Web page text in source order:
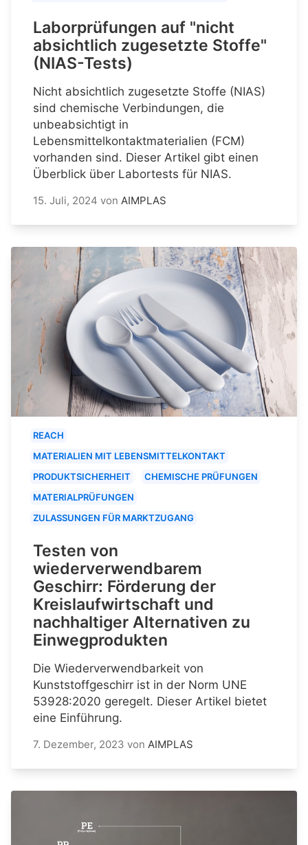
Laborprüfungen auf "nicht
absichtlich zugesetzte Stoffe"
(NIAS-Tests)
Nicht absichtlich zugesetzte Stoffe (NIAS)
sind chemische Verbindungen, die
unbeabsichtigt in
Lebensmittelkontaktmaterialien (FCM)
vorhanden sind. Dieser Artikel gibt einen
Überblick über Labortests für NIAS.
15. Juli, 2024 von AIMPLAS
REACH
MATERIALIEN MIT LEBENSMITTELKONTAKT
PRODUKTSICHERHEIT
CHEMISCHE PRÜFUNGEN
MATERIALPRÜFUNGEN
ZULASSUNGEN FÜR MARKTZUGANG
Testen von
wiederverwendbarem
Geschirr: Förderung der
Kreislaufwirtschaft und
nachhaltiger Alternativen zu
Einwegprodukten
Die Wiederverwendbarkeit von
Kunststoffgeschirr ist in der Norm UNE
53928:2020 geregelt. Dieser Artikel bietet
eine Einführung.
7. Dezember, 2023 von AIMPLAS